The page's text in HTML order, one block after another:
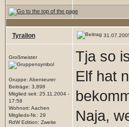
Tyralion
Großmeister
Gruppe: Abenteurer
Beiträge: 3,898
Mitglied seit: 25.11.2004 -
17:58
Wohnort: Aachen
Mitglieds-Nr.: 29
RdW Edition: Zweite
Tja so
Elf hat
Naja,